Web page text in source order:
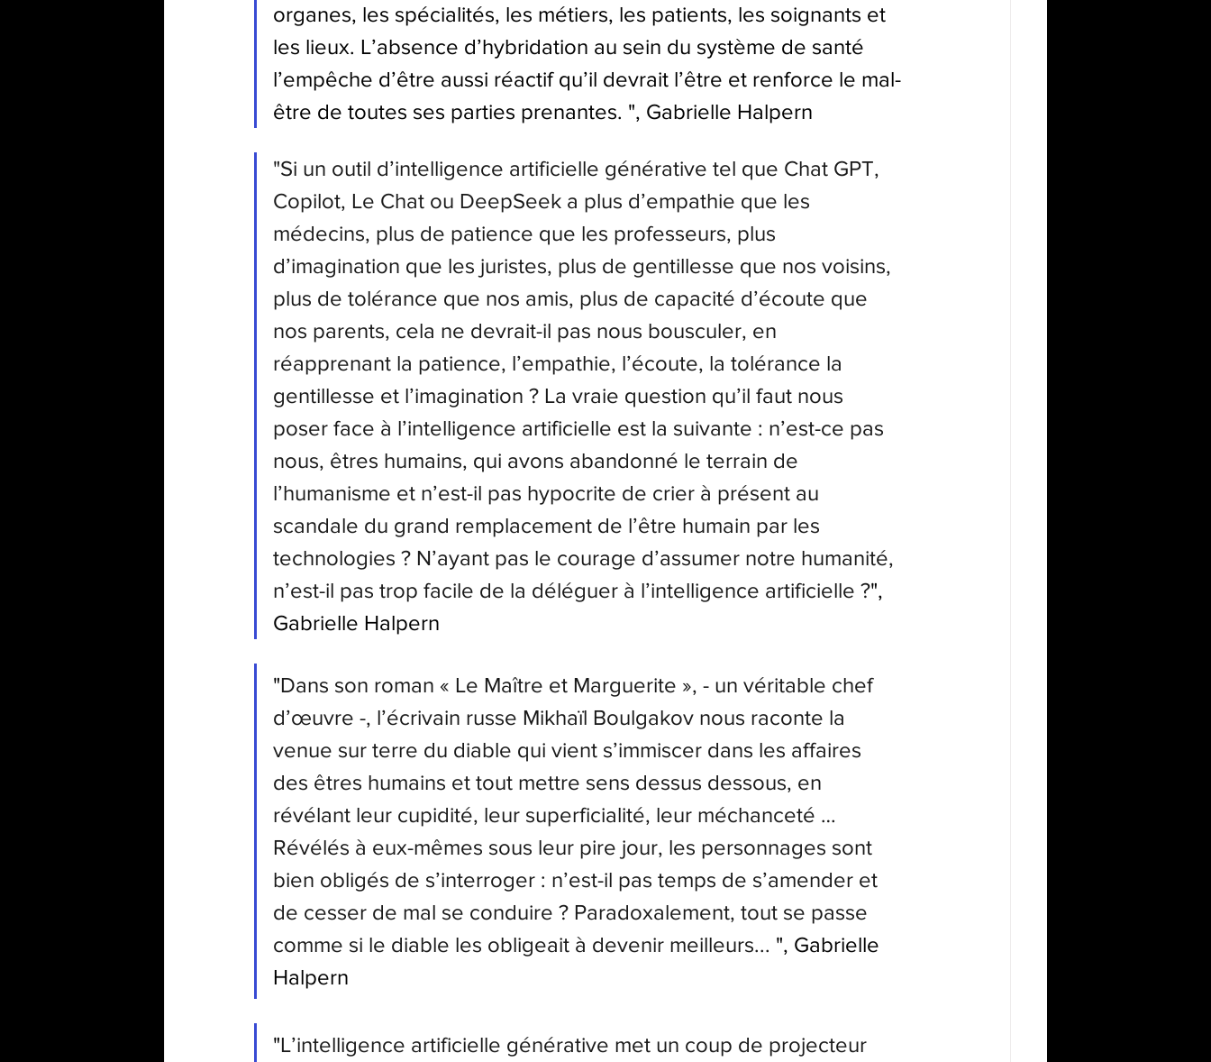
organes, les spécialités, les métiers, les patients, les soignants et
les lieux. L’absence d’hybridation au sein du système de santé
l’empêche d’être aussi réactif qu’il devrait l’être et renforce le mal-
être de toutes ses parties prenantes. ", Gabrielle Halpern
"Si un outil d’intelligence artificielle générative tel que Chat GPT,
Copilot, Le Chat ou DeepSeek a plus d’empathie que les
médecins, plus de patience que les professeurs, plus
d’imagination que les juristes, plus de gentillesse que nos voisins,
plus de tolérance que nos amis, plus de capacité d’écoute que
nos parents, cela ne devrait-il pas nous bousculer, en
réapprenant la patience, l’empathie, l’écoute, la tolérance la
gentillesse et l’imagination ? La vraie question qu’il faut nous
poser face à l’intelligence artificielle est la suivante : n’est-ce pas
nous, êtres humains, qui avons abandonné le terrain de
l’humanisme et n’est-il pas hypocrite de crier à présent au
scandale du grand remplacement de l’être humain par les
technologies ? N’ayant pas le courage d’assumer notre humanité,
n’est-il pas trop facile de la déléguer à l’intelligence artificielle ?",
Gabrielle Halpern
"Dans son roman « Le Maître et Marguerite », - un véritable chef
d’œuvre -, l’écrivain russe Mikhaïl Boulgakov nous raconte la
venue sur terre du diable qui vient s’immiscer dans les affaires
des êtres humains et tout mettre sens dessus dessous, en
révélant leur cupidité, leur superficialité, leur méchanceté …
Révélés à eux-mêmes sous leur pire jour, les personnages sont
bien obligés de s’interroger : n’est-il pas temps de s’amender et
de cesser de mal se conduire ? Paradoxalement, tout se passe
comme si le diable les obligeait à devenir meilleurs... ", Gabrielle
Halpern
"L’intelligence artificielle générative met un coup de projecteur